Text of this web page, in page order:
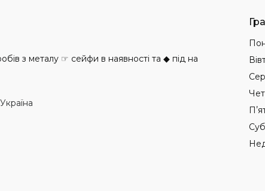
з металу ☞ сейфи в наявності та ◆ під на